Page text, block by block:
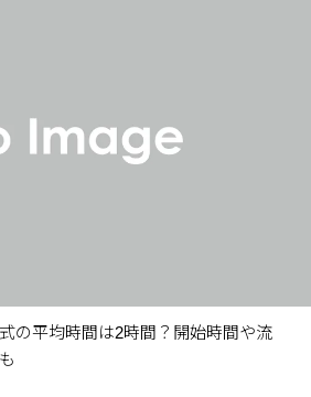
の平均時間は2時間？開始時間や流